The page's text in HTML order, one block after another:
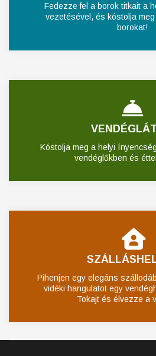
Fedezze fel a borok titkait a
vezetésével, és kóstolja
borokat!
Kóstolja meg a helyi
vendéglőkben és
Pihenjen egy elegáns
vidéki hangulatot egy
Tokajt és élvezze a